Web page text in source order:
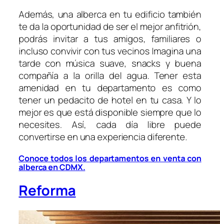
Además, una alberca en tu edificio también
te da la oportunidad de ser el mejor anfitrión,
podrás invitar a tus amigos, familiares o
incluso convivir con tus vecinos Imagina una
tarde con música suave, snacks y buena
compañía a la orilla del agua. Tener esta
amenidad en tu departamento es como
tener un pedacito de hotel en tu casa. Y lo
mejor es que está disponible siempre que lo
necesites. Así, cada día libre puede
convertirse en una experiencia diferente.
Conoce todos los departamentos en venta con
alberca en CDMX.
Reforma